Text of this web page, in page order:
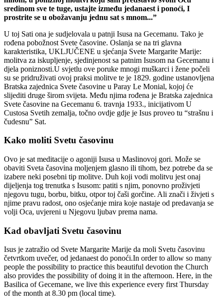
sredinom sve te tuge, ustajte između jedanaest i ponoći, I
prostrite se u obožavanju jednu sat s mnom...”
U toj Sati ona je sudjelovala u patnji Isusa na Gecemanu. Tako je
rođena pobožnost Svete časovine. Oslanja se na tri glavna
karakteristika, UKLJUČENE u sjećanja Svete Margarite Marije:
molitva za iskupljenje, sjedinjenost sa patnim Isusom na Gecemanu i
djela poniznosti.U svjetlu ove poruke mnogi muškarci i žene počeli
su se pridruživati ovoj praksi molitve te je 1829. godine ustanovljena
Bratska zajednica Svete časovine u Paray Le Monial, kojoj će
slijediti druge širom svijeta. Među njima rođena je Bratska zajednica
Svete časovine na Gecemanu 6. travnja 1933., inicijativom U
Custosa Svetih zemalja, točno ovdje gdje je Isus proveo tu “strašnu i
čudesnu” Sat.
Kako moliti Svetu časovinu
Ovo je sat meditacije o agoniji Isusa u Maslinovoj gori. Može se
obaviti Sveta časovina moljenjem glasno ili tihom, bez potrebe da se
izabere neki posebni tip molitve. Duh koji vodi molitvu jest onaj
dijeljenja tog trenutka s Isusom: patiti s njim, ponovno proživjeti
njegovu tugu, borbu, bitku, otpor toj čaši gorčine. Ali znači i živjeti s
njime pravu radost, ono osjećanje mira koje nastaje od predavanja se
volji Oca, uvjereni u Njegovu ljubav prema nama.
Kad obavljati Svetu časovinu
Isus je zatražio od Svete Margarite Marije da moli Svetu časovinu
četvrtkom uvečer, od jedanaest do ponoći.In order to allow so many
people the possibility to practice this beautiful devotion the Church
also provides the possibility of doing it in the afternoon. Here, in the
Basilica of Gecemane, we live this experience every first Thursday
of the month at 8.30 pm (local time).